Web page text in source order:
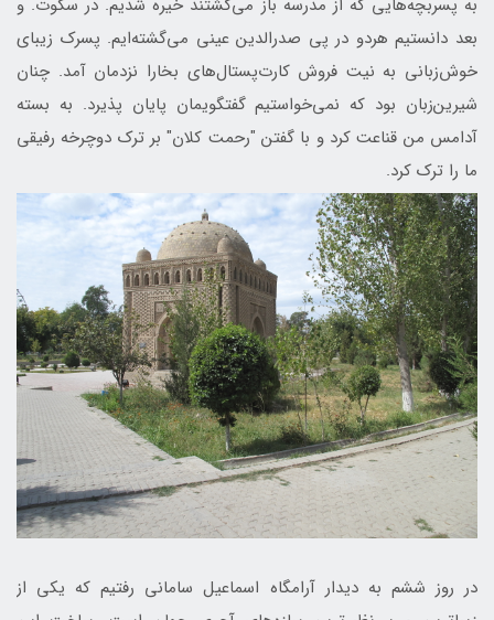
بعد دانستیم هردو در پی صدرالدین عینی می‌گشته‌ایم. پسرک زیبای
خوش‌زبانی به نیت فروش کارت‌پستال‌های بخارا نزدمان آمد. چنان
شیرین‌زبان بود که نمی‌خواستیم گفتگویمان پایان پذیرد. به بسته
آدامس من قناعت کرد و با گفتن "رحمت کلان" بر ترک دوچرخه رفیقی
ما را ترک کرد.
در روز ششم به دیدار آرامگاه اسماعیل سامانی رفتیم که یکی از